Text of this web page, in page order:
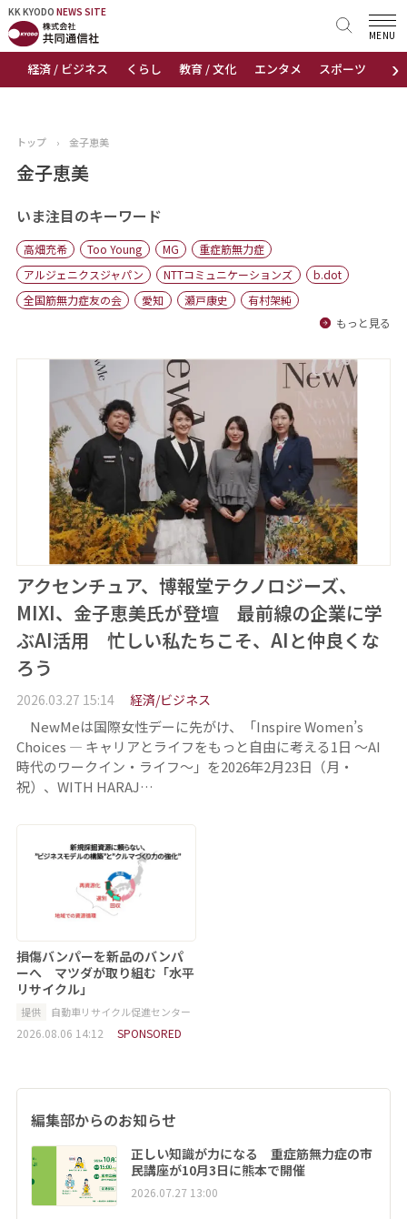
KK KYODO NEWS SITE
›
経済 / ビジネス くらし 教育 / 文化 エンタメ スポーツ 地域
MENU
KK KYODONEWS SITE
トップページ
ニュース
おすすめコンテンツ
出版物
会社概要
トップ › 金子恵美
金子恵美
いま注目のキーワード
高畑充希 Too Young MG
重症筋無力症
アルジェニクスジャパン
NTTコミュニケーションズ
b.dot
全国筋無力症友の会
愛知 瀬戸康史
有村架純
もっと見る
アクセンチュア、博報堂テクノロジーズ、
MIXI、金子恵美氏が登壇 最前線の企業に学
ぶAI活用 忙しい私たちこそ、AIと仲良くな
ろう
2026.03.27 15:14 経済/ビジネス
NewMeは国際女性デーに先がけ、「Inspire Women’s
Choices ― キャリアとライフをもっと自由に考える1日 ～AI
時代のワークイン・ライフ～」を2026年2月23日（月・
祝）、WITH HARAJ…
損傷バンパーを新品のバンパ
ーへ マツダが取り組む「水平
リサイクル」
提供 自動車リサイクル促進センター
2026.08.06 14:12 SPONSORED
編集部からのお知らせ
正しい知識が力になる 重症筋無力症の市
民講座が10月3日に熊本で開催
2026.07.27 13:00